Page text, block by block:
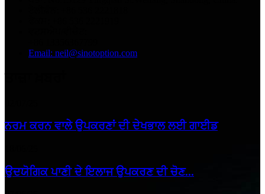
Email: neil@sinotoption.com
ਨਰਮ ਕਰਨ ਵਾਲੇ ਉਪਕਰਣਾਂ ਦੀ ਦੇਖਭਾਲ ਲਈ ਗਾਈਡ
ਉਦਯੋਗਿਕ ਪਾਣੀ ਦੇ ਇਲਾਜ ਉਪਕਰਣ ਦੀ ਚੋਣ...